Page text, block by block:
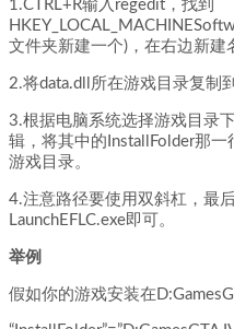
1.CTRL+R输入regedit，找到
文件夹新建一个)，在右边新建
2.将data.dll所在游戏目录复制
3.根据电脑系统选择游戏目录
辑，将其中的InstallFolder那
游戏目录。
4.注意路径要使用双斜杠，最
LaunchEFLC.exe即可。
举例
假如你的游戏安装在